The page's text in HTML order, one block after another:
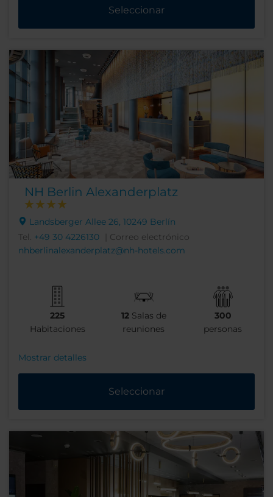
Seleccionar
NH Berlin Alexanderplatz
Landsberger Allee 26, 10249 Berlín
Tel. +49 30 4226130
| Correo electrónico
nhberlinalexanderplatz@nh-hotels.com
225
Habitaciones
12 Salas de
reuniones
300
personas
Mostrar detalles
Seleccionar